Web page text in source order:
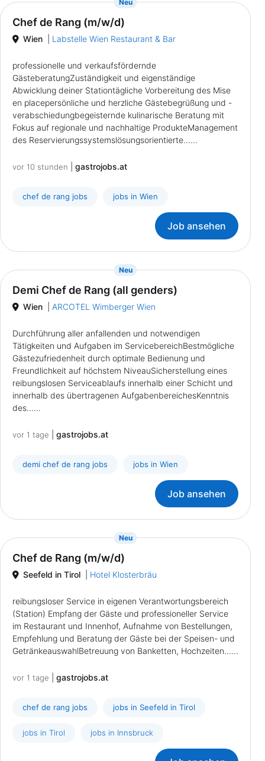
Neu
Chef de Rang (m/w/d)
Wien Labstelle Wien Restaurant & Bar
professionelle und verkaufsfördernde
GästeberatungZuständigkeit und eigenständige
Abwicklung deiner Stationtägliche Vorbereitung des Mise
en placepersönliche und herzliche Gästebegrüßung und -
verabschiedungbegeisternde kulinarische Beratung mit
Fokus auf regionale und nachhaltige ProdukteManagement
des Reservierungssystemslösungsorientierte......
vor 10 stunden gastrojobs.at
chef de rang jobs jobs in Wien
Job ansehen
Neu{prompt.job}
Demi Chef de Rang (all genders)
Wien ARCOTEL Wimberger Wien
Durchführung aller anfallenden und notwendigen
Tätigkeiten und Aufgaben im ServicebereichBestmögliche
Gästezufriedenheit durch optimale Bedienung und
Freundlichkeit auf höchstem NiveauSicherstellung eines
reibungslosen Serviceablaufs innerhalb einer Schicht und
innerhalb des übertragenen AufgabenbereichesKenntnis
des......
vor 1 tage gastrojobs.at
demi chef de rang jobs jobs in Wien
Job ansehen
Neu{prompt.job}
Chef de Rang (m/w/d)
Seefeld in Tirol Hotel Klosterbräu
reibungsloser Service in eigenen Verantwortungsbereich
(Station) Empfang der Gäste und professioneller Service
im Restaurant und Innenhof, Aufnahme von Bestellungen,
Empfehlung und Beratung der Gäste bei der Speisen- und
GetränkeauswahlBetreuung von Banketten, Hochzeiten......
vor 1 tage gastrojobs.at
chef de rang jobs jobs in Seefeld in Tirol
jobs in Tirol jobs in Innsbruck